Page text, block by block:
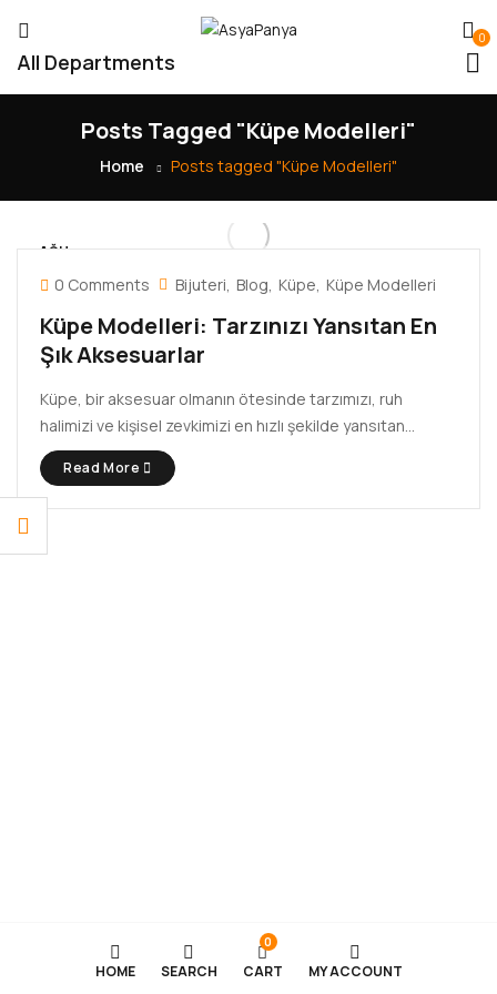
0
All Departments
Posts Tagged "Küpe Modelleri"
Home Posts tagged "Küpe Modelleri"
AĞU
300 Comments Bijuteri Blog Küpe Küpe Modelleri
Küpe Modelleri: Tarzınızı Yansıtan En
Şık Aksesuarlar
Küpe, bir aksesuar olmanın ötesinde tarzımızı, ruh
halimizi ve kişisel zevkimizi en hızlı şekilde yansıtan
takılardan biridir. Minimal bir halka küpe ile klasik bir
görünüm yakalayabilir, taşlı bir modelle ışıltınızı artırabilir
veya modern tasarımlarla güçlü bir stil oluşturabilirsiniz.
Read More
HOME SEARCH
0
CART MY ACCOUNT